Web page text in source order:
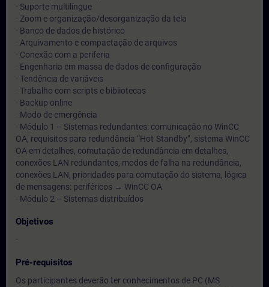
- Suporte multilíngue
- Zoom e organização/desorganização da tela
- Banco de dados de histórico
- Arquivamento e compactação de arquivos
- Conexão com a periferia
- Engenharia em massa de dados de configuração
- Tendência de variáveis
- Trabalho com scripts e bibliotecas
- Backup online
- Modo de emergência
- Módulo 1 – Sistemas redundantes: comunicação no WinCC
OA, requisitos para redundância “Hot-Standby”, sistema WinCC
OA em detalhes, comutação de redundância em detalhes,
conexões LAN redundantes, modos de falha na redundância,
conexões LAN, prioridades para comutação do sistema, lógica
de mensagens: periféricos → WinCC OA
- Módulo 2 – Sistemas distribuídos
Objetivos
-
Pré-requisitos
Os participantes deverão ter conhecimentos de PC (MS